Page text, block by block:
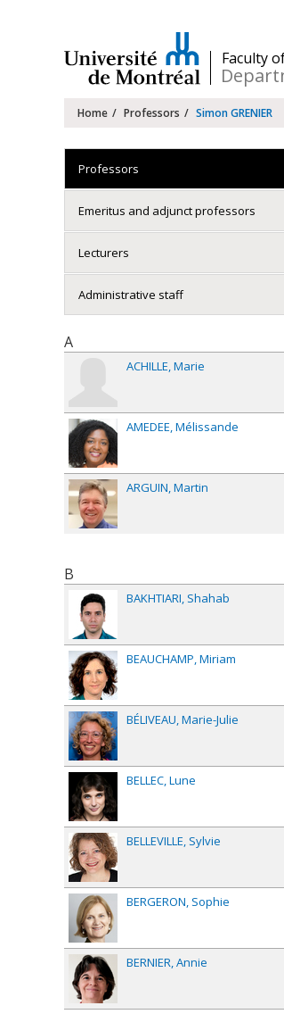
/Faculty
Navigation
principale
Home Professors Simon GRENIER
Professors
Emeritus and adjunct professors
Lecturers
Administrative staff
A
ACHILLE Marie
AMEDEE Mélissande
ARGUIN Martin
B
BAKHTIARI Shahab
BEAUCHAMP Miriam
BÉLIVEAU Marie-Julie
BELLEC Lune
BELLEVILLE Sylvie
BERGERON Sophie
BERNIER Annie